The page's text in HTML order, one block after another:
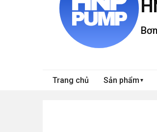
Trang chủ Sản phẩm ▼